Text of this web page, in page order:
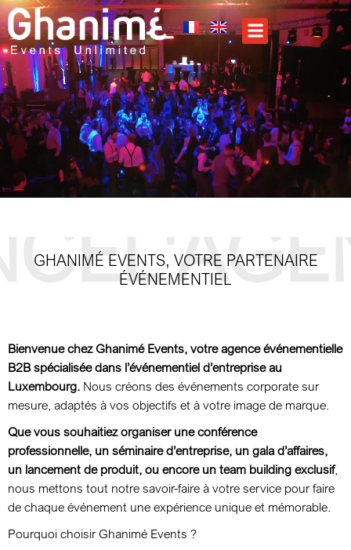
GHANIMÉ EVENTS, VOTRE PARTENAIRE
ÉVÉNEMENTIEL
Bienvenue chez Ghanimé Events, votre agence événementielle
B2B spécialisée dans l’événementiel d’entreprise au
Luxembourg. Nous créons des événements corporate sur
mesure, adaptés à vos objectifs et à votre image de marque.
Que vous souhaitiez organiser une conférence
professionnelle, un séminaire d’entreprise, un gala d’affaires,
un lancement de produit, ou encore un team building exclusif,
nous mettons tout notre savoir-faire à votre service pour faire
de chaque événement une expérience unique et mémorable.
Pourquoi choisir Ghanimé Events ?